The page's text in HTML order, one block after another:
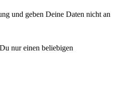
und geben Deine Daten nicht an
nur einen beliebigen